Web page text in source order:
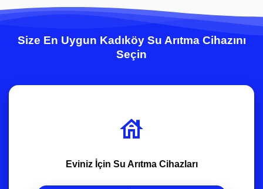
Size En Uygun Kadıköy Su Arıtma Cihazını
Seçin
Eviniz İçin Su Arıtma Cihazları